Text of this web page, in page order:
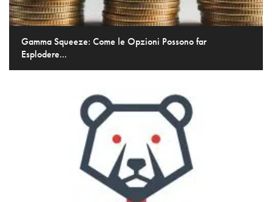
Gamma Squeeze: Come le Opzioni Possono far
Esplodere...